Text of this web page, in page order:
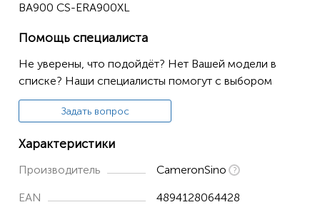
Falcon D
Falcon DTV
Hayabusa
JLo
BA900 CS-ERA900XL
Помощь специалиста
Не уверены, что подойдёт? Нет Вашей модели в
списке? Наши специалисты помогут с выбором
Задать вопрос
Характеристики
Производитель CameronSino
EAN 4894128064428